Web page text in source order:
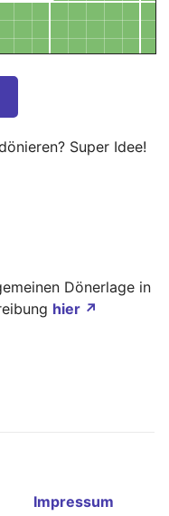
Super Idee!
Dönerlage in
hier ↗
Impressum